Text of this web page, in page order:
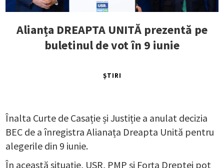
Alianța DREAPTA UNITĂ prezentă pe
buletinul de vot în 9 iunie
ȘTIRI
Înalta Curte de Casație și Justiție a anulat decizia
BEC de a înregistra Alianața Dreapta Unită pentru
alegerile din 9 iunie.
În această situație, USR, PMP și Forța Dreptei pot